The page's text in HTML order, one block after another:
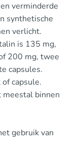
verminderde
synthetische
verlicht.
is 135 mg,
200 mg, twee
capsules.
capsule.
meestal binnen
gebruik van